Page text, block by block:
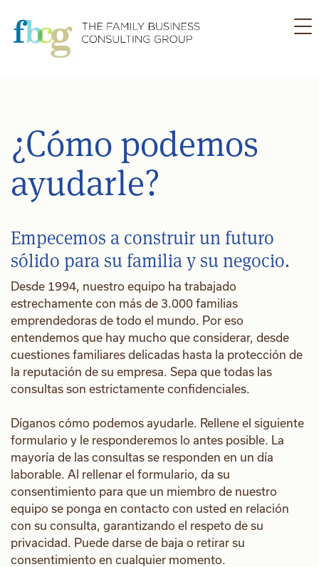
contenido
¿Cómo podemos
ayudarle?
Empecemos a construir un futuro
sólido para su familia y su negocio.
Desde 1994, nuestro equipo ha trabajado
estrechamente con más de 3.000 familias
emprendedoras de todo el mundo. Por eso
entendemos que hay mucho que considerar, desde
cuestiones familiares delicadas hasta la protección de
la reputación de su empresa. Sepa que todas las
consultas son estrictamente confidenciales.
Díganos cómo podemos ayudarle. Rellene el siguiente
formulario y le responderemos lo antes posible. La
mayoría de las consultas se responden en un día
laborable. Al rellenar el formulario, da su
consentimiento para que un miembro de nuestro
equipo se ponga en contacto con usted en relación
con su consulta, garantizando el respeto de su
privacidad. Puede darse de baja o retirar su
consentimiento en cualquier momento.